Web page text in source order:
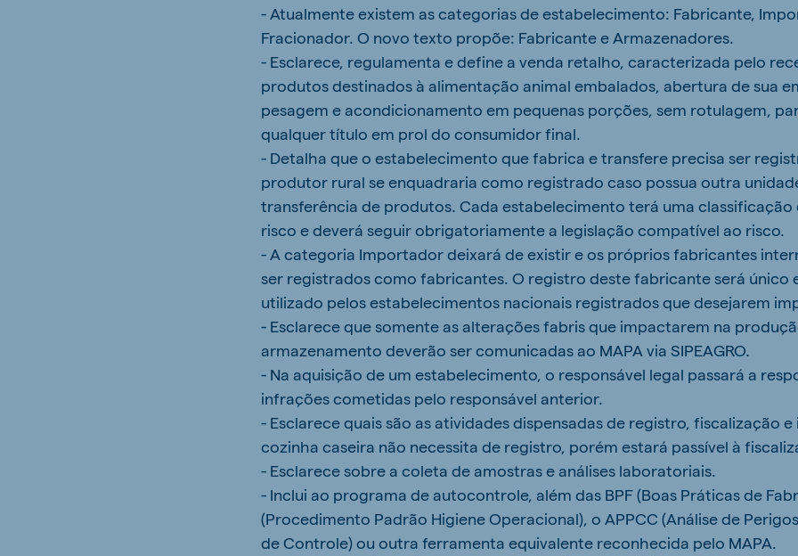
- Atualmente existem as categorias de estabelecimento: Fabricante,
Fracionador. O novo texto propõe: Fabricante e Armazenadores.
- Esclarece, regulamenta e define a venda retalho, caracterizada pelo
produtos destinados à alimentação animal embalados, abertura de sua
pesagem e acondicionamento em pequenas porções, sem rotulagem,
qualquer título em prol do consumidor final.
- Detalha que o estabelecimento que fabrica e transfere precisa ser
produtor rural se enquadraria como registrado caso possua outra
transferência de produtos. Cada estabelecimento terá uma
risco e deverá seguir obrigatoriamente a legislação compatível ao risco.
- A categoria Importador deixará de existir e os próprios fabricantes
ser registrados como fabricantes. O registro deste fabricante será único
utilizado pelos estabelecimentos nacionais registrados que desejarem
- Esclarece que somente as alterações fabris que impactarem na
armazenamento deverão ser comunicadas ao MAPA via SIPEAGRO.
- Na aquisição de um estabelecimento, o responsável legal passará a
infrações cometidas pelo responsável anterior.
- Esclarece quais são as atividades dispensadas de registro, fiscalização e
cozinha caseira não necessita de registro, porém estará passível à
- Esclarece sobre a coleta de amostras e análises laboratoriais.
- Inclui ao programa de autocontrole, além das BPF (Boas Práticas de
(Procedimento Padrão Higiene Operacional), o APPCC (Análise de
de Controle) ou outra ferramenta equivalente reconhecida pelo MAPA.